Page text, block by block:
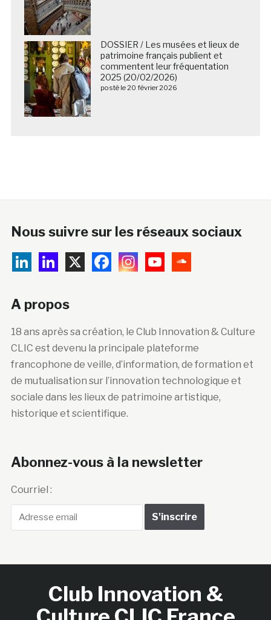
DOSSIER / Les musées et lieux de
patrimoine français publient et
commentent leur fréquentation
2025 (20/02/2026)
posté le 20 février 2026
Nous suivre sur les réseaux sociaux
A propos
18 ans après sa création, le Club Innovation & Culture
CLIC est devenu la principale plateforme
francophone de veille, d’information, de formation et
de mutualisation sur l’innovation technologique et
sociale dans les lieux de patrimoine artistique,
historique et scientifique.
Abonnez-vous à la newsletter
Courriel :
Club Innovation &